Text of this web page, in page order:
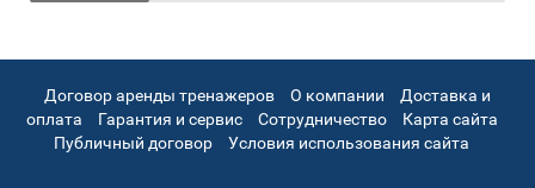
Договор аренды тренажеров О компании
Доставка и
оплата
Гарантия и сервис Сотрудничество
Карта сайта
Публичный договор
Условия использования сайта